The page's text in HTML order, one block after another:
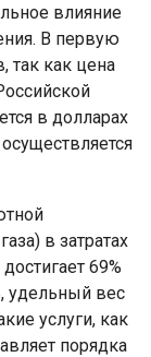
влияние
В первую
так как цена
в долларах
в затратах
69%
удельный вес
услуги, как
порядка